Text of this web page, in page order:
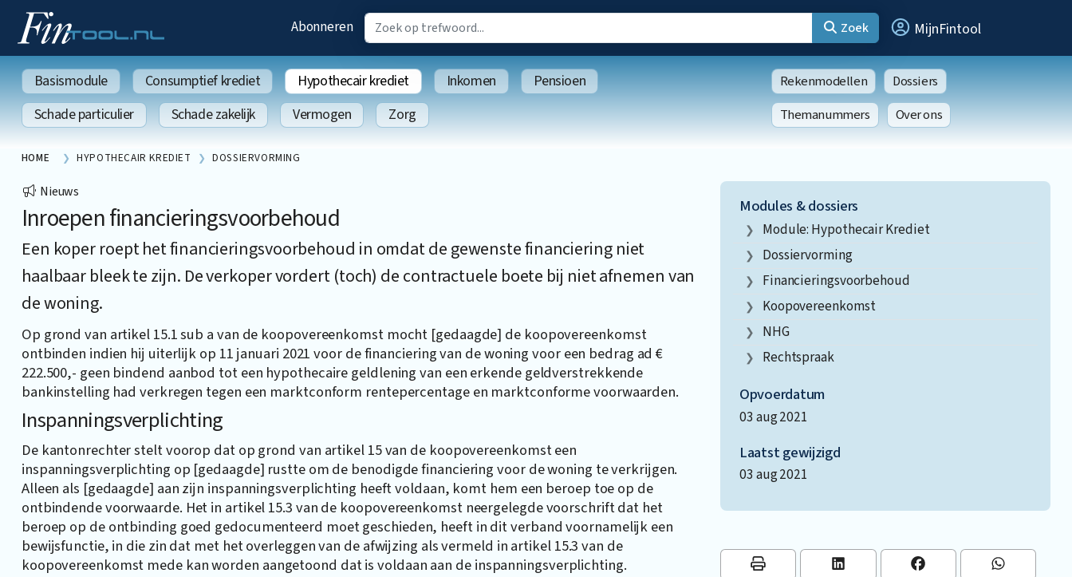
Abonneren Zoek MijnFintool
Basismodule Consumptief krediet Hypothecair krediet Inkomen
Pensioen
Schade particulier
Schade zakelijk Vermogen Zorg
Rekenmodellen
Dossiers
Themanummers
Over ons
HOME HYPOTHECAIR KREDIET DOSSIERVORMING
Nieuws
Inroepen financieringsvoorbehoud
Een koper roept het financieringsvoorbehoud in omdat de gewenste financiering niet
haalbaar bleek te zijn. De verkoper vordert (toch) de contractuele boete bij niet afnemen van
de woning.
Op grond van artikel 15.1 sub a van de koopovereenkomst mocht [gedaagde] de koopovereenkomst
ontbinden indien hij uiterlijk op 11 januari 2021 voor de financiering van de woning voor een bedrag ad €
222.500,- geen bindend aanbod tot een hypothecaire geldlening van een erkende geldverstrekkende
bankinstelling had verkregen tegen een marktconform rentepercentage en marktconforme voorwaarden.
Inspanningsverplichting
De kantonrechter stelt voorop dat op grond van artikel 15 van de koopovereenkomst een
inspanningsverplichting op [gedaagde] rustte om de benodigde financiering voor de woning te verkrijgen.
Alleen als [gedaagde] aan zijn inspanningsverplichting heeft voldaan, komt hem een beroep toe op de
ontbindende voorwaarde. Het in artikel 15.3 van de koopovereenkomst neergelegde voorschrift dat het
beroep op de ontbinding goed gedocumenteerd moet geschieden, heeft in dit verband voornamelijk een
bewijsfunctie, in die zin dat met het overleggen van de afwijzing als vermeld in artikel 15.3 van de
koopovereenkomst mede kan worden aangetoond dat is voldaan aan de inspanningsverplichting.
Modules & dossiers
Module: Hypothecair Krediet
Dossiervorming
Financieringsvoorbehoud
Koopovereenkomst
NHG
Rechtspraak
Opvoerdatum
03 aug 2021
Laatst gewijzigd
03 aug 2021